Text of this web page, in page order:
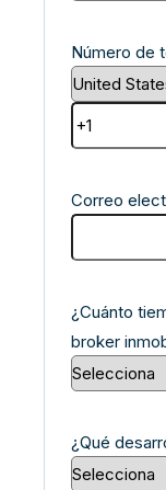
Número de
Correo
¿Cuánto
broker
¿Qué